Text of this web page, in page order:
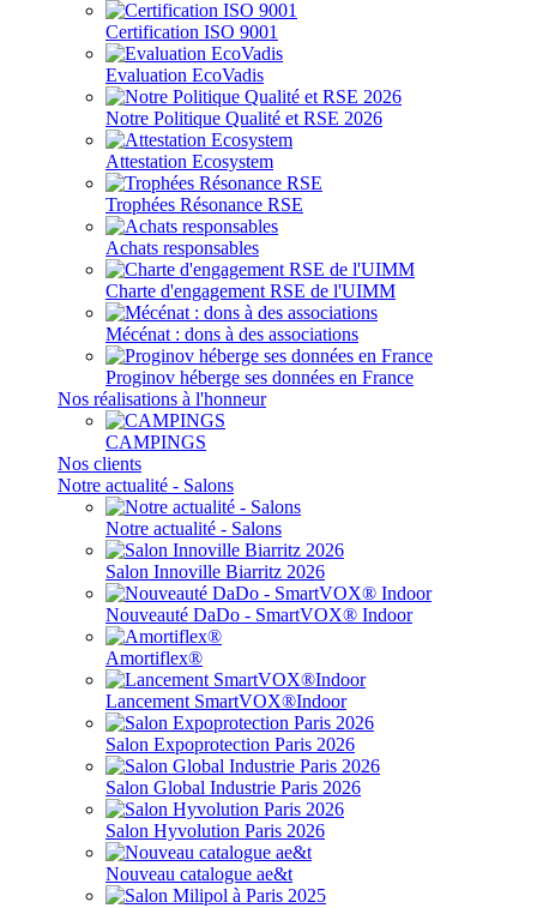
Certification ISO 9001
Evaluation EcoVadis
Notre Politique Qualité et RSE 2026
Attestation Ecosystem
Trophées Résonance RSE
Achats responsables
Charte d'engagement RSE de l'UIMM
Mécénat : dons à des associations
Proginov héberge ses données en France
Nos réalisations à l'honneur
CAMPINGS
Nos clients
Notre actualité - Salons
Notre actualité - Salons
Salon Innoville Biarritz 2026
Nouveauté DaDo - SmartVOX® Indoor
Amortiflex®
Lancement SmartVOX®Indoor
Salon Expoprotection Paris 2026
Salon Global Industrie Paris 2026
Salon Hyvolution Paris 2026
Nouveau catalogue ae&t